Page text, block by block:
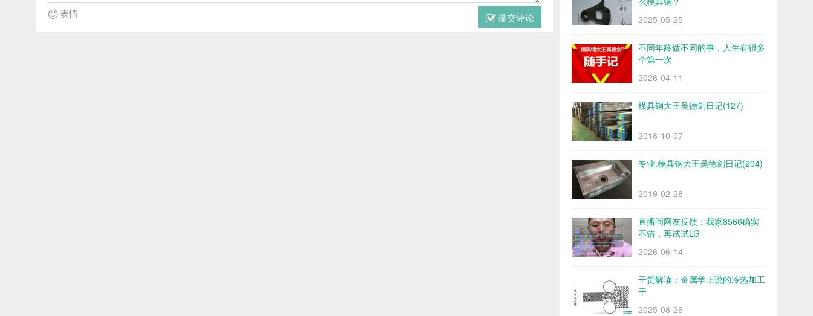
提交评论
表情
2025-05-25
不同年龄做不同的事，人生有很多
个第一次
2026-04-11
模具钢大王吴德剑日记(127)
2018-10-07
专业,模具钢大王吴德剑日记(204)
2019-02-28
直播间网友反馈：我家8566确实
不错，再试试LG
2026-06-14
干货解读：金属学上说的冷热加工
干
2025-08-26